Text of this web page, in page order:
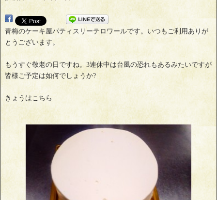
青梅のケーキ屋パティスリーテロワールです。いつもご利用ありが
とうございます。
もうすぐ敬老の日ですね。3連休中は台風の恐れもあるみたいですが
皆様ご予定は如何でしょうか?
きょうはこちら